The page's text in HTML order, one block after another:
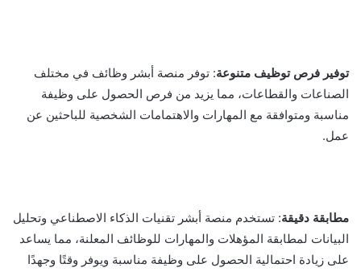
توفير فرص توظيف متنوعة: توفر منصة أبشر وظائف في مختلف
الصناعات والقطاعات، مما يزيد من فرص الحصول على وظيفة
مناسبة ومتوافقة مع المهارات والاهتمامات الشخصية للباحثين عن
عمل.
مطابقة دقيقة: تستخدم منصة أبشر تقنيات الذكاء الاصطناعي وتحليل
البيانات لمطابقة المؤهلات والمهارات للوظائف المعلنة، مما يساعد
على زيادة احتمالية الحصول على وظيفة مناسبة ويوفر وقتًا وجهدًا